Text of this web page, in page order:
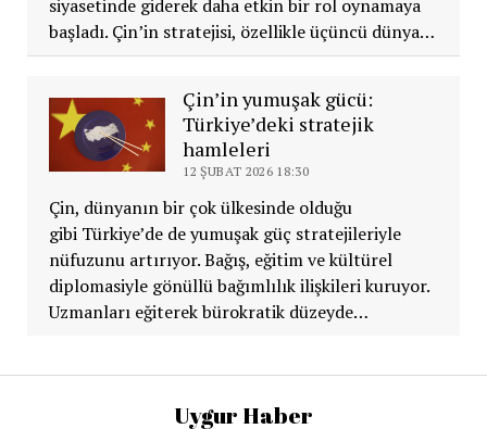
siyasetinde giderek daha etkin bir rol oynamaya
başladı. Çin’in stratejisi, özellikle üçüncü dünya…
Çin’in yumuşak gücü:
Türkiye’deki stratejik
hamleleri
12 ŞUBAT 2026 18:30
Çin, dünyanın bir çok ülkesinde olduğu
gibi Türkiye’de de yumuşak güç stratejileriyle
nüfuzunu artırıyor. Bağış, eğitim ve kültürel
diplomasiyle gönüllü bağımlılık ilişkileri kuruyor.
Uzmanları eğiterek bürokratik düzeyde…
Uygur Haber